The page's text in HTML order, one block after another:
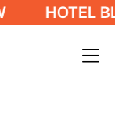
HOTEL